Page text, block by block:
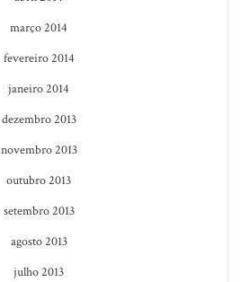
março 2014
fevereiro 2014
janeiro 2014
dezembro 2013
novembro 2013
outubro 2013
setembro 2013
agosto 2013
julho 2013